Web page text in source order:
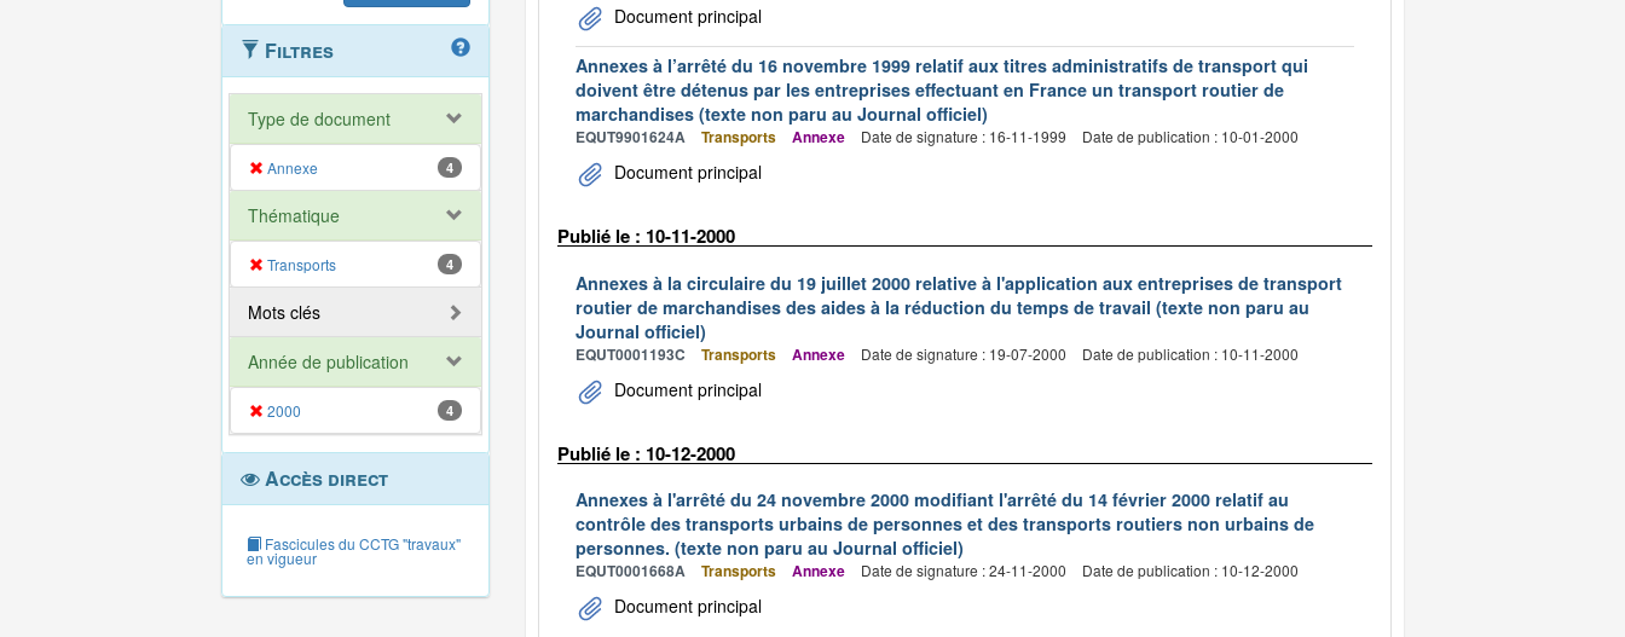
Filtres
Type de document
Annexe 4
Thématique
Transports 4
Mots clés
Année de publication
2000 4
Accès direct
Fascicules du CCTG "travaux"
en vigueur
Document principal
Annexes à l’arrêté du 16 novembre 1999 relatif aux titres administratifs de transport qui
doivent être détenus par les entreprises effectuant en France un transport routier de
marchandises (texte non paru au Journal officiel)
EQUT9901624A Transports Annexe Date de signature : 16-11-1999 Date de publication : 10-01-2000
Document principal
Publié le : 10-11-2000
Annexes à la circulaire du 19 juillet 2000 relative à l'application aux entreprises de transport
routier de marchandises des aides à la réduction du temps de travail (texte non paru au
Journal officiel)
EQUT0001193C Transports Annexe Date de signature : 19-07-2000 Date de publication : 10-11-2000
Document principal
Publié le : 10-12-2000
Annexes à l'arrêté du 24 novembre 2000 modifiant l'arrêté du 14 février 2000 relatif au
contrôle des transports urbains de personnes et des transports routiers non urbains de
personnes. (texte non paru au Journal officiel)
EQUT0001668A Transports Annexe Date de signature : 24-11-2000 Date de publication : 10-12-2000
Document principal